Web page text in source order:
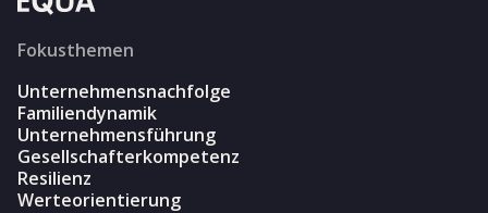
Fokusthemen
Unternehmensnachfolge
Familiendynamik
Unternehmensführung
Gesellschafterkompetenz
Resilienz
Werteorientierung